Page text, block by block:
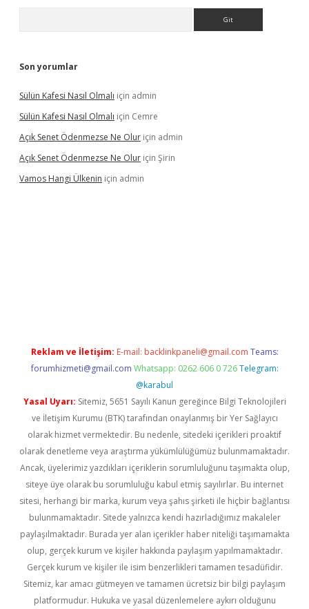
Son yorumlar
Sülün Kafesi Nasıl Olmalı için admin
Sülün Kafesi Nasıl Olmalı için Cemre
Açık Senet Ödenmezse Ne Olur için admin
Açık Senet Ödenmezse Ne Olur için Şirin
Vamos Hangi Ülkenin için admin
Reklam ve İletişim: E-mail: backlinkpaneli@gmail.com Teams:
forumhizmeti@gmail.com Whatsapp: 0262 606 0 726 Telegram:
@karabul
Yasal Uyarı: Sitemiz, 5651 Sayılı Kanun gereğince Bilgi Teknolojileri
ve İletişim Kurumu (BTK) tarafından onaylanmış bir Yer Sağlayıcı
olarak hizmet vermektedir. Bu nedenle, sitedeki içerikleri proaktif
olarak denetleme veya araştırma yükümlülüğümüz bulunmamaktadır.
Ancak, üyelerimiz yazdıkları içeriklerin sorumluluğunu taşımakta olup,
siteye üye olarak bu sorumluluğu kabul etmiş sayılırlar. Bu internet
sitesi, herhangi bir marka, kurum veya şahıs şirketi ile hiçbir bağlantısı
bulunmamaktadır. Sitede yalnızca kendi hazırladığımız makaleler
paylaşılmaktadır. Burada yer alan içerikler haber niteliği taşımamakta
olup, gerçek kurum ve kişiler hakkında paylaşım yapılmamaktadır.
Gerçek kurum ve kişiler ile isim benzerlikleri tamamen tesadüfidir.
Sitemiz, kar amacı gütmeyen ve tamamen ücretsiz bir bilgi paylaşım
platformudur. Hukuka ve yasal düzenlemelere aykırı olduğunu